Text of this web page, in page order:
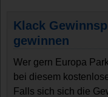
Klack
gewinnen
Wer gern Europa
bei diesem
Falls sich sich die